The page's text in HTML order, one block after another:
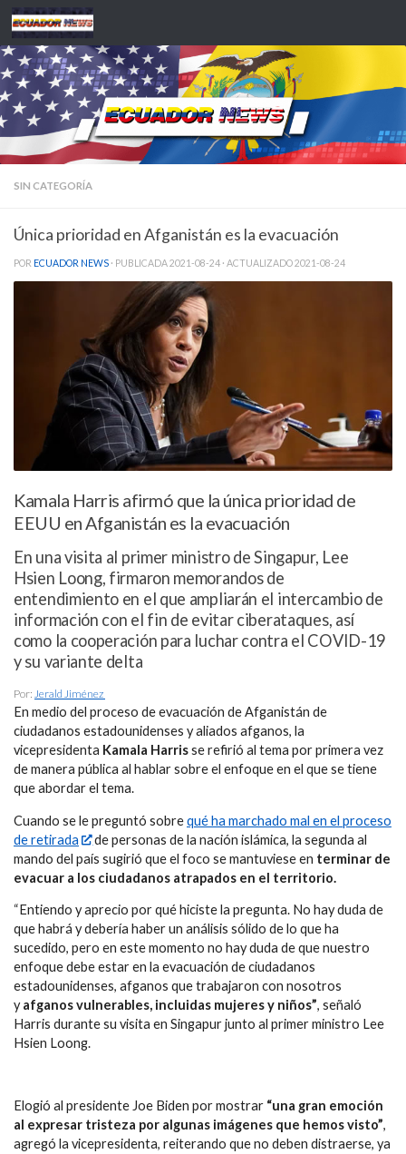
Saltar al contenido
SIN CATEGORÍA
Única prioridad en Afganistán es la evacuación
POR ECUADOR NEWS · PUBLICADA2021-08-24 · ACTUALIZADO2021-08-24
Kamala Harris afirmó que la única prioridad de
EEUU en Afganistán es la evacuación
En una visita al primer ministro de Singapur, Lee
Hsien Loong, firmaron memorandos de
entendimiento en el que ampliarán el intercambio de
información con el fin de evitar ciberataques, así
como la cooperación para luchar contra el COVID-19
y su variante delta
Por: Jerald Jiménez
En medio del proceso de evacuación de Afganistán de
ciudadanos estadounidenses y aliados afganos, la
vicepresidenta Kamala Harrisse refirió al tema por primera vez
de manera pública al hablar sobre el enfoque en el que se tiene
que abordar el tema.
Cuando se le preguntó sobrequé ha marchado mal en el proceso
de retirada
de personas de la nación islámica, la segunda al
mando del país sugirió que el foco se mantuviese en terminar de
evacuar a los ciudadanos atrapados en el territorio.
“Entiendo y aprecio por qué hiciste la pregunta. No hay duda de
que habrá y debería haber un análisis sólido de lo que ha
sucedido, pero en este momento no hay duda de que nuestro
enfoque debe estar en la evacuación de ciudadanos
estadounidenses, afganos que trabajaron con nosotros
yafganos vulnerables, incluidas mujeres y niños”, señaló
Harris durante su visita en Singapur junto al primer ministro Lee
Hsien Loong.
Elogió al presidente Joe Biden por mostrar “una gran emoción
al expresar tristeza por algunas imágenes que hemos visto”,
agregó la vicepresidenta, reiterando que no deben distraerse, ya